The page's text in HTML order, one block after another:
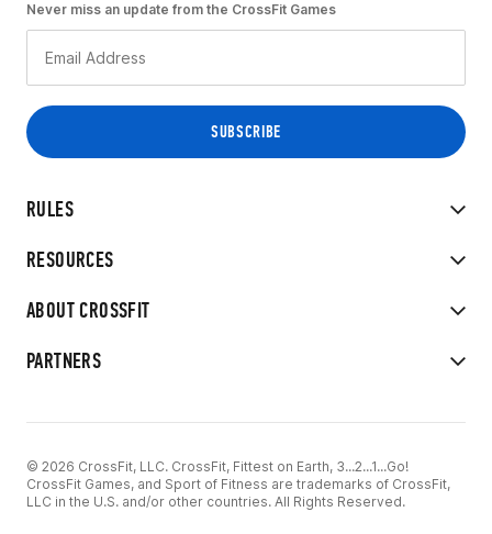
RULES
RESOURCES
ABOUT CROSSFIT
PARTNERS
Never miss an update from the CrossFit Games
© 2026 CrossFit, LLC. CrossFit, Fittest on Earth, 3...2...1...Go!
CrossFit Games, and Sport of Fitness are trademarks of CrossFit,
LLC in the U.S. and/or other countries. All Rights Reserved.